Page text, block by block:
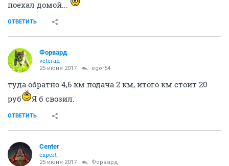
поехал домой...
ОТВЕТИТЬ
Форвард
veteran
25 июня 2017 egor54
туда обратно 4,6 км подача 2 км, итого км стоит 20
руб
Я б свозил.
ОТВЕТИТЬ
Center
expert
25 июня 2017 Форвард